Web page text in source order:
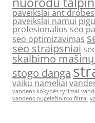
paveikslai ant drobes
paveikslai namui
profesionalios seo
seo optimizavimas
seo straipsniai
skalbimo
stogo danga
vaiku nameliai
vandens kokybės tyrimai
vandens nugeležinimo filtrai